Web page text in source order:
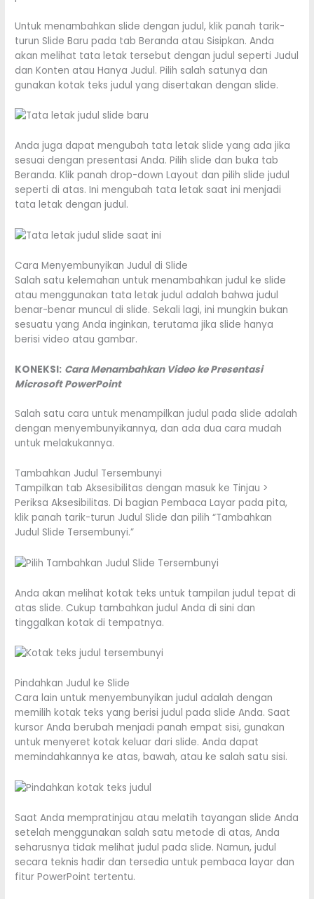
Untuk menambahkan slide dengan judul, klik panah tarik-
turun Slide Baru pada tab Beranda atau Sisipkan. Anda
akan melihat tata letak tersebut dengan judul seperti Judul
dan Konten atau Hanya Judul. Pilih salah satunya dan
gunakan kotak teks judul yang disertakan dengan slide.
Anda juga dapat mengubah tata letak slide yang ada jika
sesuai dengan presentasi Anda. Pilih slide dan buka tab
Beranda. Klik panah drop-down Layout dan pilih slide judul
seperti di atas. Ini mengubah tata letak saat ini menjadi
tata letak dengan judul.
Cara Menyembunyikan Judul di Slide
Salah satu kelemahan untuk menambahkan judul ke slide
atau menggunakan tata letak judul adalah bahwa judul
benar-benar muncul di slide. Sekali lagi, ini mungkin bukan
sesuatu yang Anda inginkan, terutama jika slide hanya
berisi video atau gambar.
KONEKSI: Cara Menambahkan Video ke Presentasi
Microsoft PowerPoint
Salah satu cara untuk menampilkan judul pada slide adalah
dengan menyembunyikannya, dan ada dua cara mudah
untuk melakukannya.
Tambahkan Judul Tersembunyi
Tampilkan tab Aksesibilitas dengan masuk ke Tinjau >
Periksa Aksesibilitas. Di bagian Pembaca Layar pada pita,
klik panah tarik-turun Judul Slide dan pilih “Tambahkan
Judul Slide Tersembunyi.”
Anda akan melihat kotak teks untuk tampilan judul tepat di
atas slide. Cukup tambahkan judul Anda di sini dan
tinggalkan kotak di tempatnya.
Pindahkan Judul ke Slide
Cara lain untuk menyembunyikan judul adalah dengan
memilih kotak teks yang berisi judul pada slide Anda. Saat
kursor Anda berubah menjadi panah empat sisi, gunakan
untuk menyeret kotak keluar dari slide. Anda dapat
memindahkannya ke atas, bawah, atau ke salah satu sisi.
Saat Anda mempratinjau atau melatih tayangan slide Anda
setelah menggunakan salah satu metode di atas, Anda
seharusnya tidak melihat judul pada slide. Namun, judul
secara teknis hadir dan tersedia untuk pembaca layar dan
fitur PowerPoint tertentu.